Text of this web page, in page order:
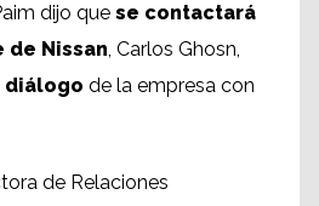
dijo que se contactará
Nissan, Carlos Ghosn,
diálogo de la empresa con
de Relaciones